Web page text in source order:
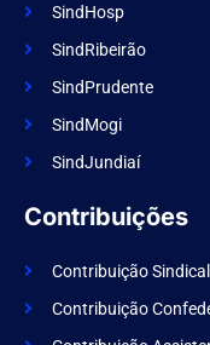
SindHosp
SindRibeirão
SindPrudente
SindMogi
SindJundiaí
Contribuições
Contribuição Sindical
Contribuição